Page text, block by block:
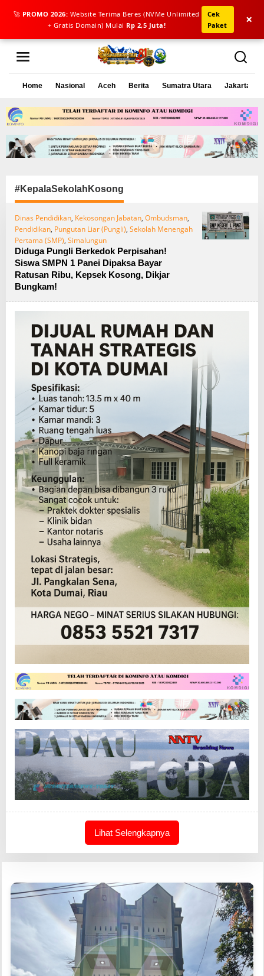
🚀 PROMO 2026: Website Terima Beres (NVMe Unlimited
+ Gratis Domain) Mulai Rp 2,5 Juta!
Cek
Paket
×
L
Home Nasional Aceh Berita Sumatra Utara Jakarta
#KepalaSekolahKosong
Dinas Pendidikan, Kekosongan Jabatan, Ombudsman,
Pendidikan, Pungutan Liar (Pungli), Sekolah Menengah
Pertama (SMP), Simalungun
Diduga Pungli Berkedok Perpisahan!
Siswa SMPN 1 Panei Dipaksa Bayar
Ratusan Ribu, Kepsek Kosong, Dikjar
Bungkam!
Lihat Selengkapnya